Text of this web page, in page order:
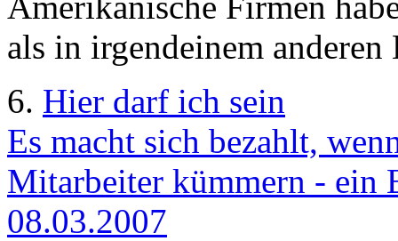
als in irgendeinem
6. Hier darf ich sein
Es macht sich bezahlt,
Mitarbeiter kümmern - ein
08.03.2007